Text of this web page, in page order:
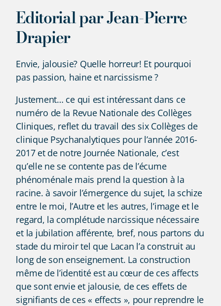
Editorial par Jean-Pierre
Drapier
Envie, jalousie? Quelle horreur! Et pourquoi
pas passion, haine et narcissisme ?
Justement… ce qui est intéressant dans ce
numéro de la Revue Nationale des Collèges
Cliniques, reflet du travail des six Collèges de
clinique Psychanalytiques pour l’année 2016-
2017 et de notre Journée Nationale, c’est
qu’elle ne se contente pas de l’écume
phénoménale mais prend la question à la
racine. à savoir l’émergence du sujet, la schize
entre le moi, l’Autre et les autres, l’image et le
regard, la complétude narcissique nécessaire
et la jubilation afférente, bref, nous partons du
stade du miroir tel que Lacan l’a construit au
long de son enseignement. La construction
même de l’identité est au cœur de ces affects
que sont envie et jalousie, de ces effets de
signifiants de ces « effects », pour reprendre le